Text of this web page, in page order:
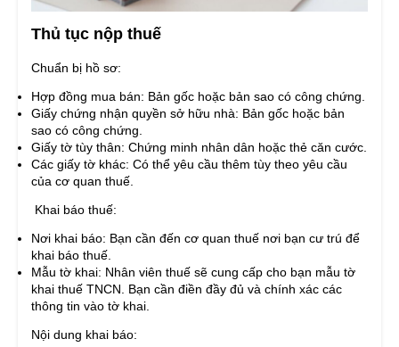
Thủ tục nộp thuế
Chuẩn bị hồ sơ:
Hợp đồng mua bán: Bản gốc hoặc bản sao có công chứng.
Giấy chứng nhận quyền sở hữu nhà: Bản gốc hoặc bản
sao có công chứng.
Giấy tờ tùy thân: Chứng minh nhân dân hoặc thẻ căn cước.
Các giấy tờ khác: Có thể yêu cầu thêm tùy theo yêu cầu
của cơ quan thuế.
Khai báo thuế:
Nơi khai báo: Bạn cần đến cơ quan thuế nơi bạn cư trú để
khai báo thuế.
Mẫu tờ khai: Nhân viên thuế sẽ cung cấp cho bạn mẫu tờ
khai thuế TNCN. Bạn cần điền đầy đủ và chính xác các
thông tin vào tờ khai.
Nội dung khai báo: